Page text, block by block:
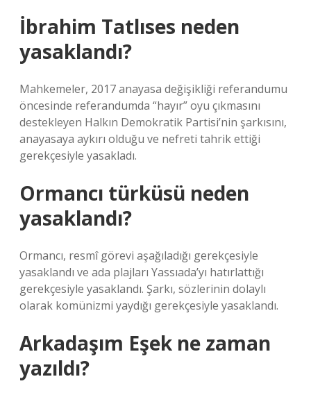
İbrahim Tatlıses neden
yasaklandı?
Mahkemeler, 2017 anayasa değişikliği referandumu
öncesinde referandumda “hayır” oyu çıkmasını
destekleyen Halkın Demokratik Partisi’nin şarkısını,
anayasaya aykırı olduğu ve nefreti tahrik ettiği
gerekçesiyle yasakladı.
Ormancı türküsü neden
yasaklandı?
Ormancı, resmî görevi aşağıladığı gerekçesiyle
yasaklandı ve ada plajları Yassıada’yı hatırlattığı
gerekçesiyle yasaklandı. Şarkı, sözlerinin dolaylı
olarak komünizmi yaydığı gerekçesiyle yasaklandı.
Arkadaşım Eşek ne zaman
yazıldı?